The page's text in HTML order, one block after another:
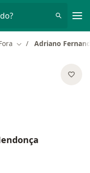
Mudar de cidade
Adriano